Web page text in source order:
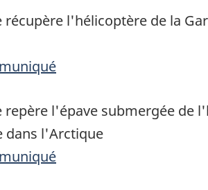
récupère l'hélicoptère de la
repère l'épave submergée de
dans l'Arctique